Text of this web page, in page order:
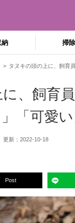
納 掃除
タヌキの頭の上に、飼育
、飼育
「可愛い
新： 2022-10-18
Post